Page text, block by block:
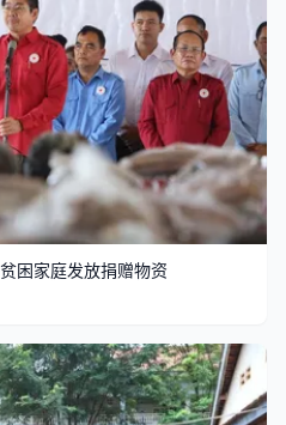
困家庭发放捐赠物资